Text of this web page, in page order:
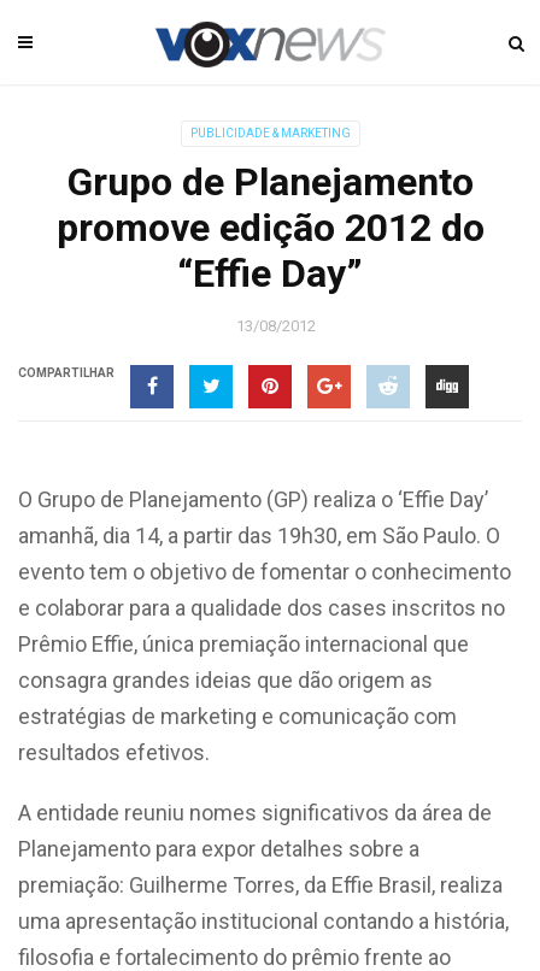
PUBLICIDADE & MARKETING
Grupo de Planejamento
promove edição 2012 do
“Effie Day”
13/08/2012
COMPARTILHAR
O Grupo de Planejamento (GP) realiza o ‘Effie Day’
amanhã, dia 14, a partir das 19h30, em São Paulo. O
evento tem o objetivo de fomentar o conhecimento
e colaborar para a qualidade dos cases inscritos no
Prêmio Effie, única premiação internacional que
consagra grandes ideias que dão origem as
estratégias de marketing e comunicação com
resultados efetivos.
A entidade reuniu nomes significativos da área de
Planejamento para expor detalhes sobre a
premiação: Guilherme Torres, da Effie Brasil, realiza
uma apresentação institucional contando a história,
filosofia e fortalecimento do prêmio frente ao